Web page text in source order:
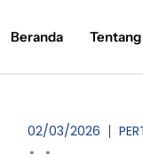
Beranda Tentang
02/03/2026